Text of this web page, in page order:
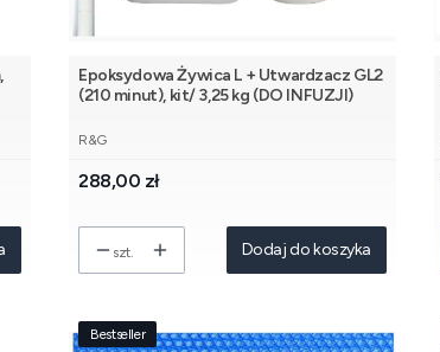
Epoksydowa Żywica L + Utwardzacz GL2
(210 minut), kit/ 3,25 kg (DO INFUZJI)
PRODUCENT
R&G
Cena
288,00 zł
szt. Dodaj do koszyka
Bestseller